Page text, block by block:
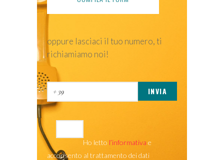
oppure lasciaci il tuo numero, ti
richiamiamo noi!
Ho letto l’informativa e
acconsento al trattamento dei dati